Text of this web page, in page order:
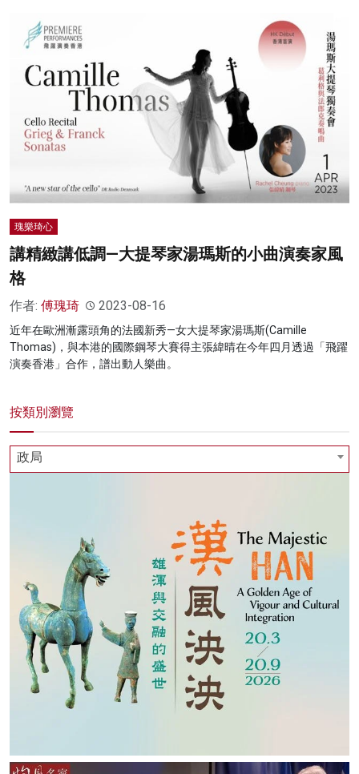
瑰樂琦心
講精緻講低調—大提琴家湯瑪斯的小曲演奏家風
格
作者: 傅瑰琦 2023-08-16
近年在歐洲漸露頭角的法國新秀—女大提琴家湯瑪斯(Camille
Thomas)，與本港的國際鋼琴大賽得主張緯晴在今年四月透過「飛躍
演奏香港」合作，譜出動人樂曲。
按類別瀏覽
政局